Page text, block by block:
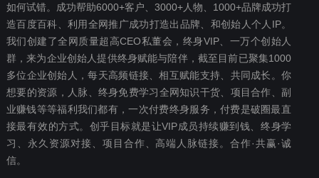
如何试错。成功帮助6000+客户、3000+人物、1000+品牌成功打
造百度百科、利用全网推广成功打造出品牌、和创始人个人IP。
我们创建了全网质量超高CEO私董会，终身VIP、一万个创始人
群，来为企业创始人提供终身赋能与陪伴，截至目前已聚集1000
多位企业创始人，每天高频链接、相互赋能支持、共同成长。你
想要‬的资源，人脉、终身免费学习全网知识干货、项目合作、副
业赚钱等等福利我们都‬有，一次付费终‬身服务，付费是破圈最‬直
接最有效‬的方式。创乎目标就是让VIP成员持续赚到钱、终身学
习、永久资源对接、项目合作、高端人脉链接。合作·共赢·诚
信。